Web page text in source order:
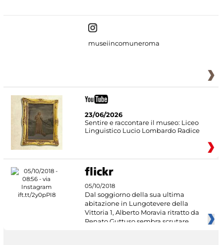
museiincomuneroma
23/06/2026
Sentire e raccontare il museo: Liceo
Linguistico Lucio Lombardo Radice
05/10/2018
Dal soggiorno della sua ultima
abitazione in Lungotevere della
Vittoria 1, Alberto Moravia ritratto da
Renato Guttuso sembra scrutare